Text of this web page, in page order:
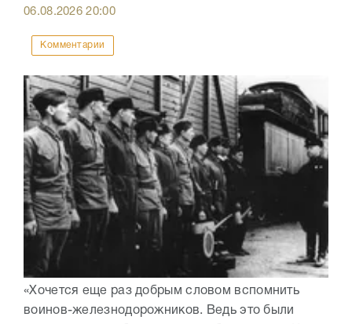
06.08.202620:00
Комментарии
«Хочется еще раз добрым словом вспомнить
воинов-железнодорожников. Ведь это были